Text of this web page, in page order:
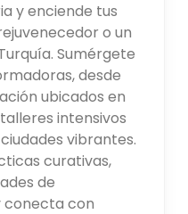
y enciende tus
o un
Sumérgete
desde
ubicados en
intensivos
vibrantes.
curativas,
de
conecta con